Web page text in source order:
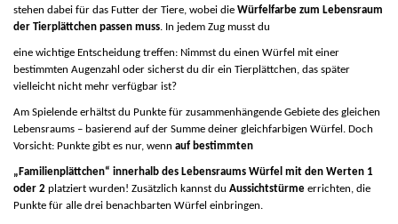
stehen dabei für das Futter der Tiere, wobei die Würfelfarbe zum Lebensraum
der Tierplättchen passen muss. In jedem Zug musst du
eine wichtige Entscheidung treffen: Nimmst du einen Würfel mit einer
bestimmten Augenzahl oder sicherst du dir ein Tierplättchen, das später
vielleicht nicht mehr verfügbar ist?
Am Spielende erhältst du Punkte für zusammenhängende Gebiete des gleichen
Lebensraums – basierend auf der Summe deiner gleichfarbigen Würfel. Doch
Vorsicht: Punkte gibt es nur, wenn auf bestimmten
„Familienplättchen“ innerhalb des Lebensraums Würfel mit den Werten 1
oder 2 platziert wurden! Zusätzlich kannst du Aussichtstürme errichten, die
Punkte für alle drei benachbarten Würfel einbringen.